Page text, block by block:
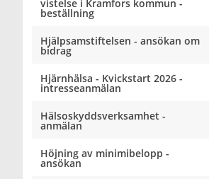
vistelse i Kramfors kommun -
beställning
Hjälpsamstiftelsen - ansökan om
bidrag
Hjärnhälsa - Kvickstart 2026 -
intresseanmälan
Hälsoskyddsverksamhet -
anmälan
Höjning av minimibelopp -
ansökan